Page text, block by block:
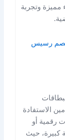
مميزة وتجربة
رسيس
الاستفادة
رقمية أو
كبيرة، حيث